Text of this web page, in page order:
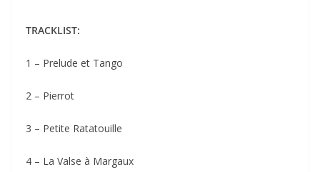
TRACKLIST:
1 – Prelude et Tango
2 – Pierrot
3 – Petite Ratatouille
4 – La Valse à Margaux